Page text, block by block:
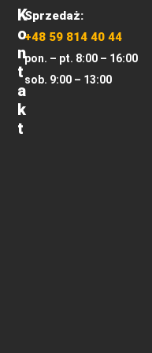
K
O
N
T
A
K
T
Sprzedaż:
+48 59 814 40 44
pon. – pt. 8:00 – 16:00
sob. 9:00 – 13:00